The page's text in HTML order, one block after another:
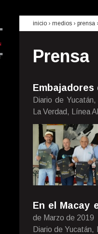
inicio › medios › prensa
Prensa
Diario de
La Verdad, Línea
En el Macay
de Marzo de 2019
Diario de